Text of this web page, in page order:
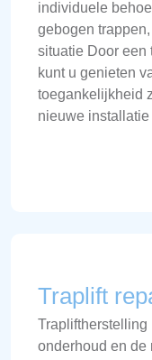
individuele
gebogen
situatie Door een
kunt u genieten
toegankelijkheid
nieuwe installatie
Traplift
Trapliftherstelling
onderhoud en de